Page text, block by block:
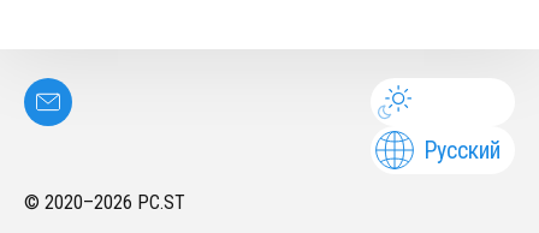
Русский
© 2020–2026 PC.ST